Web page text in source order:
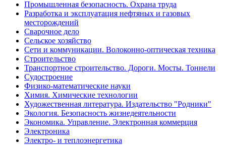
Промышленная безопасность. Охрана труда
Разработка и эксплуатация нефтяных и газовых
месторождений
Сварочное дело
Сельское хозяйство
Сети и коммуникации. Волоконно-оптическая техника
Строительство
Транспортное строительство. Дороги. Мосты. Тоннели
Судостроение
Физико-математические науки
Химия. Химические технологии
Художественная литература. Издательство "Родники"
Экология. Безопасность жизнедеятельности
Экономика. Управление. Электронная коммерция
Электроника
Электро- и теплоэнергетика